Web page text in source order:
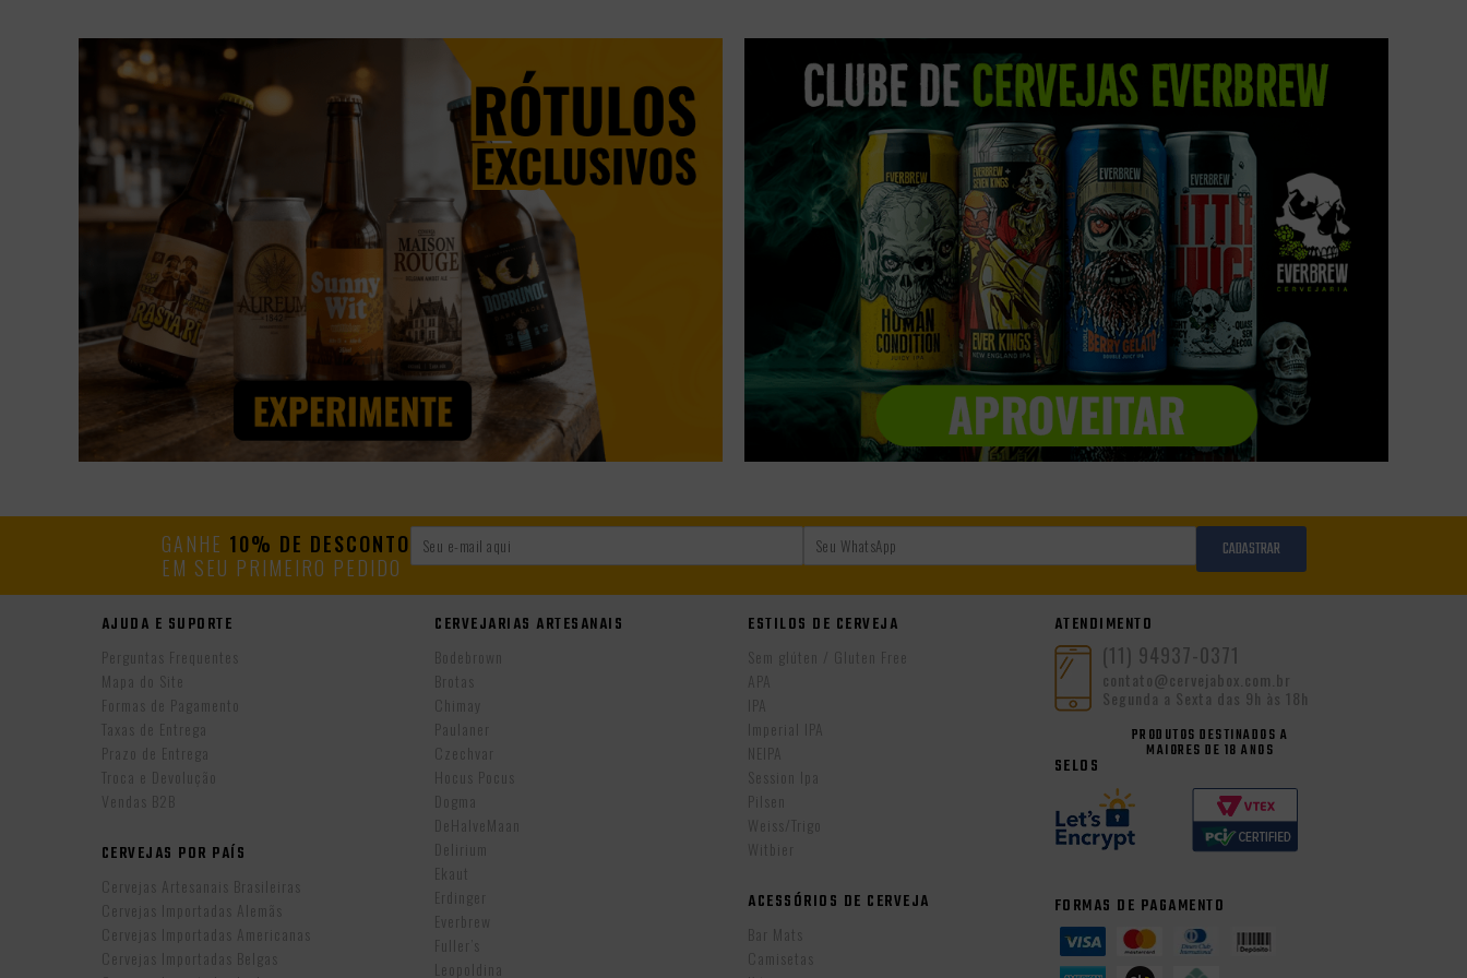
GANHE 10% DE DESCONTO
EM SEU PRIMEIRO PEDIDO
CADASTRAR
AJUDA E SUPORTE
Perguntas Frequentes
Mapa do Site
Formas de Pagamento
Taxas de Entrega
Prazo de Entrega
Troca e Devolução
Vendas B2B
CERVEJAS POR PAÍS
Cervejas Artesanais Brasileiras
Cervejas Importadas Alemãs
Cervejas Importadas Americanas
Cervejas Importadas Belgas
CERVEJARIAS ARTESANAIS
Bodebrown
Brotas
Chimay
Paulaner
Czechvar
Hocus Pocus
Dogma
DeHalveMaan
Delirium
Ekaut
Erdinger
Everbrew
Fuller’s
Leopoldina
ESTILOS DE CERVEJA
Sem glúten / Gluten Free
APA
IPA
Imperial IPA
NEIPA
Session Ipa
Pilsen
Weiss/Trigo
Witbier
ACESSÓRIOS DE CERVEJA
Bar Mats
Camisetas
ATENDIMENTO
(11) 94937-0371
contato@cervejabox.com.br
Segunda a Sexta das 9h às 18h
PRODUTOS DESTINADOS A
MAIORES DE 18 ANOS
SELOS
FORMAS DE PAGAMENTO